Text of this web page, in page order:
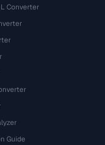
Converter
Guide